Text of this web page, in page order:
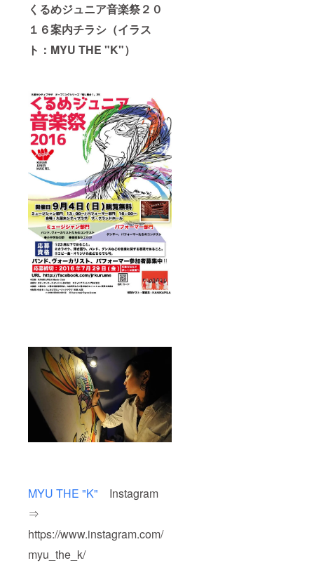
くるめジュニア音楽祭２０
１６案内チラシ（イラス
ト：MYU THE "K"）
MYU THE "K" Instagram
⇒
https://www.instagram.com/
myu_the_k/